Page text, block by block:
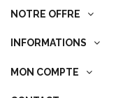
NOTRE OFFRE
INFORMATIONS
MON COMPTE